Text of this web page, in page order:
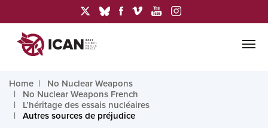
Home
No Nuclear Weapons
No Nuclear Weapons French
L’héritage des essais nucléaires
Autres sources de préjudice